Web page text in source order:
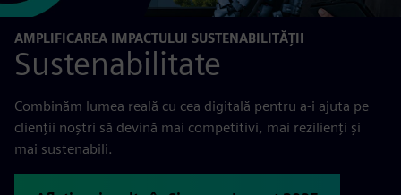
AMPLIFICAREA IMPACTULUI SUSTENABILITĂȚII
Sustenabilitate
Combinăm lumea reală cu cea digitală pentru a-i ajuta pe
clienții noștri să devină mai competitivi, mai rezilienți și
mai sustenabili.